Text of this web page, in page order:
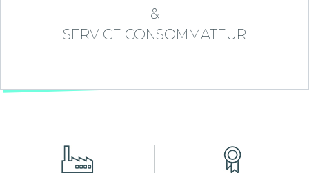
&
SERVICE CONSOMMATEUR